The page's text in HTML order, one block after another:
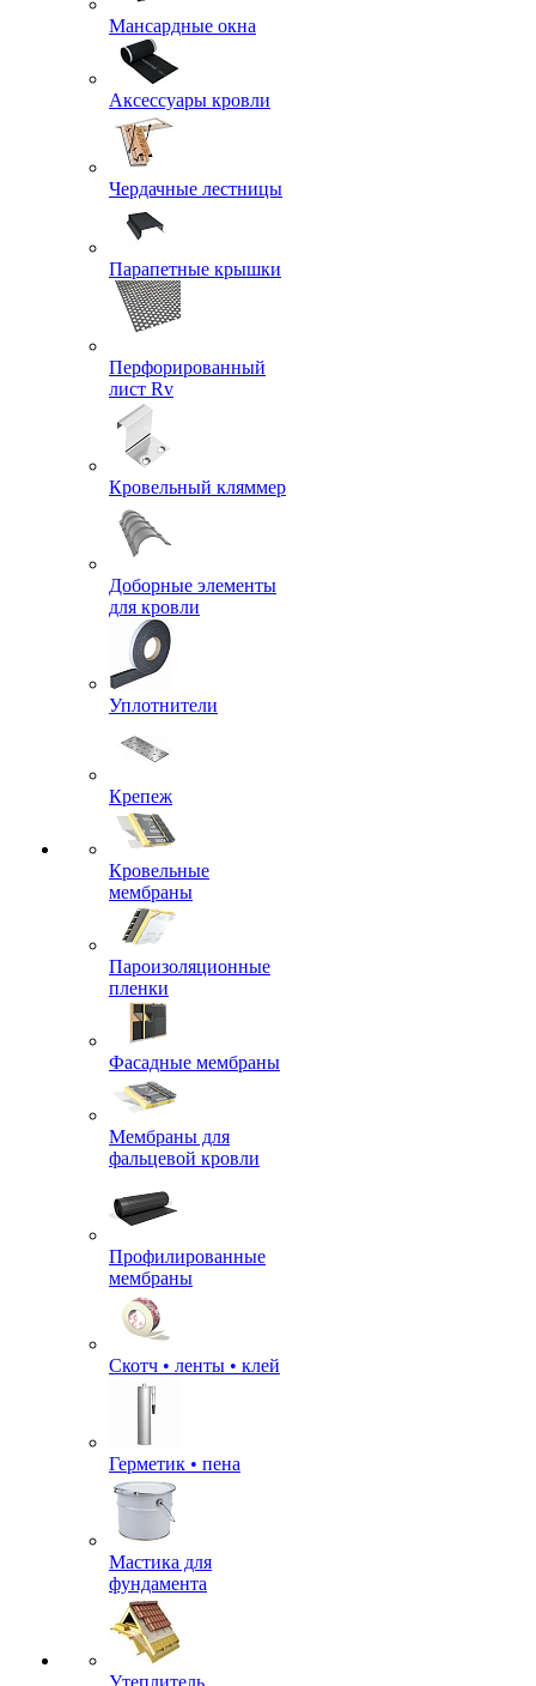
Мансардные окна
Аксессуары кровли
Чердачные лестницы
Парапетные крышки
Перфорированный
лист Rv
Кровельный кляммер
Доборные элементы
для кровли
Уплотнители
Крепеж
Кровельные
мембраны
Пароизоляционные
пленки
Фасадные мембраны
Мембраны для
фальцевой кровли
Профилированные
мембраны
Скотч • ленты • клей
Герметик • пена
Мастика для
фундамента
Утеплитель